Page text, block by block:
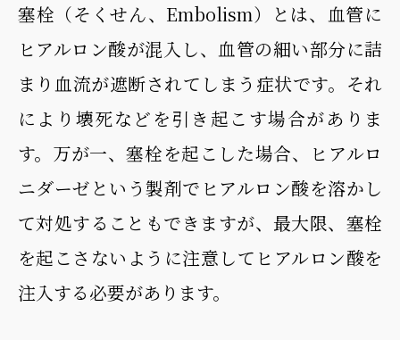
塞栓（そくせん、Embolism）とは、血管に
ヒアルロン酸が混入し、血管の細い部分に詰
まり血流が遮断されてしまう症状です。それ
により壊死などを引き起こす場合がありま
す。万が一、塞栓を起こした場合、ヒアルロ
ニダーゼという製剤でヒアルロン酸を溶かし
て対処することもできますが、最大限、塞栓
を起こさないように注意してヒアルロン酸を
注入する必要があります。